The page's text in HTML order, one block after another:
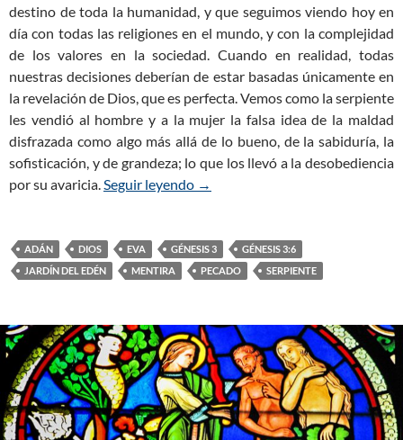
destino de toda la humanidad, y que seguimos viendo hoy en
día con todas las religiones en el mundo, y con la complejidad
de los valores en la sociedad. Cuando en realidad, todas
nuestras decisiones deberían de estar basadas únicamente en
la revelación de Dios, que es perfecta. Vemos como la serpiente
les vendió al hombre y a la mujer la falsa idea de la maldad
disfrazada como algo más allá de lo bueno, de la sabiduría, la
sofisticación, y de grandeza; lo que los llevó a la desobediencia
por su avaricia.Seguir leyendo Génesis 3:6 — El hombre y la
→
ADÁN DIOS EVA GÉNESIS 3
GÉNESIS 3:6
JARDÍN DEL EDÉN
MENTIRA PECADO SERPIENTE